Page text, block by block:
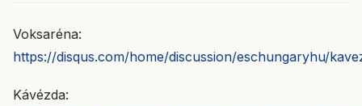
Voksaréna:
https://disqus.com/home/discussion/eschungaryhu/
Kávézda: